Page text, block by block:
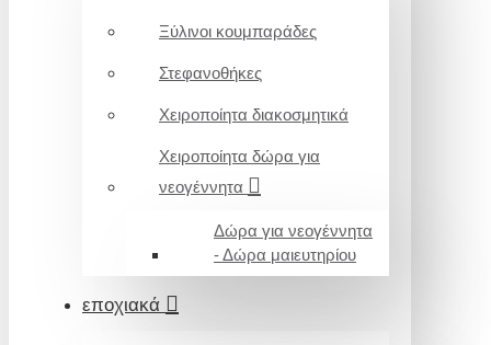
Ξύλινοι κουμπαράδες
Στεφανοθήκες
Χειροποίητα διακοσμητικά
Χειροποίητα δώρα για
νεογέννητα
Δώρα για νεογέννητα
- Δώρα μαιευτηρίου
εποχιακά